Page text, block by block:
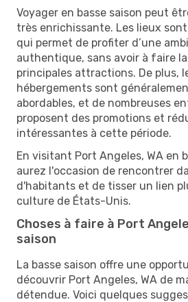
Voyager en basse saison peut
très enrichissante. Les lieux
qui permet de profiter d’une
authentique, sans avoir à faire
principales attractions. De plus,
hébergements sont
abordables, et de nombreuses
proposent des promotions et
intéressantes à cette période.
En visitant Port Angeles, WA en
aurez l'occasion de rencontrer
d'habitants et de tisser un lien
culture de États-Unis.
Choses à faire à Port
saison
La basse saison offre une
découvrir Port Angeles, WA de
détendue. Voici quelques